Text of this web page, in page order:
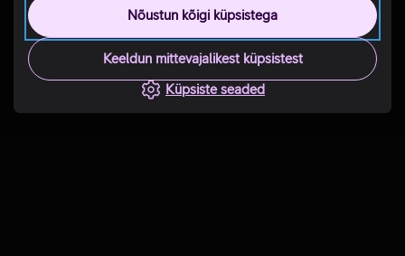
Nõustun kõigi küpsistega
Keeldun mittevajalikest küpsistest
Küpsiste seaded